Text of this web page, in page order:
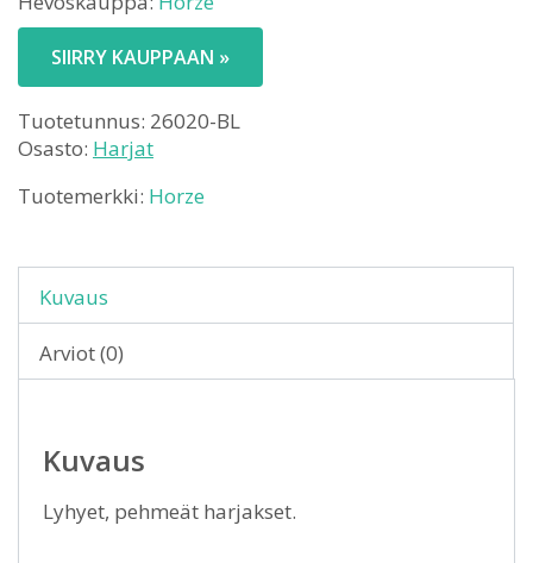
SIIRRY KAUPPAAN »
Tuotetunnus: 26020-BL
Osasto: Harjat
Tuotemerkki: Horze
Kuvaus
Arviot (0)
Kuvaus
Lyhyet, pehmeät harjakset.